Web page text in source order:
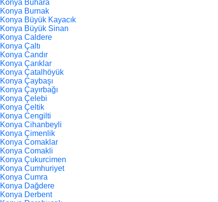
Konya Buhara
Konya Burnak
Konya Büyük Kayacık
Konya Büyük Sinan
Konya Caldere
Konya Çaltı
Konya Candır
Konya Çarıklar
Konya Çatalhöyük
Konya Çaybaşı
Konya Çayırbağı
Konya Çelebi
Konya Çeltik
Konya Cengilti
Konya Cihanbeyli
Konya Çimenlik
Konya Comaklar
Konya Comakli
Konya Çukurcimen
Konya Cumhuriyet
Konya Cumra
Konya Dağdere
Konya Derbent